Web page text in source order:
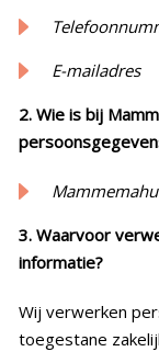
E-mailadres
2. Wie is bij
3. Waarvoor
informatie?
Wij verwerken
toegestane